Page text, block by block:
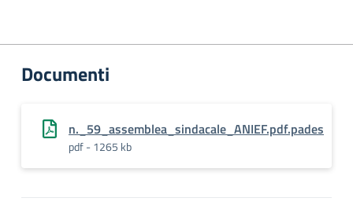
Documenti
n._59_assemblea_sindacale_ANIEF.pdf.pades
pdf - 1265 kb